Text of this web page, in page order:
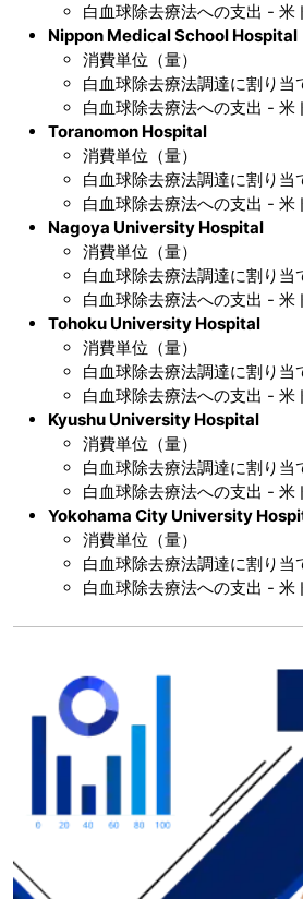
白血球除去療法への支出 - 米
Nippon Medical School Hospital
消費単位（量）
白血球除去療法調達に割り当
白血球除去療法への支出 - 米
Toranomon Hospital
消費単位（量）
白血球除去療法調達に割り当
白血球除去療法への支出 - 米
Nagoya University Hospital
消費単位（量）
白血球除去療法調達に割り当
白血球除去療法への支出 - 米
Tohoku University Hospital
消費単位（量）
白血球除去療法調達に割り当
白血球除去療法への支出 - 米
Kyushu University Hospital
消費単位（量）
白血球除去療法調達に割り当
白血球除去療法への支出 - 米
Yokohama City University
消費単位（量）
白血球除去療法調達に割り当
白血球除去療法への支出 - 米